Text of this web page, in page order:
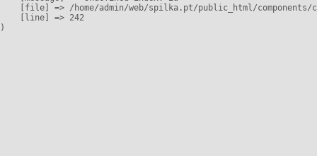
[file] => /home/admin/web/spilka.pt/public_html/
    [line] => 242